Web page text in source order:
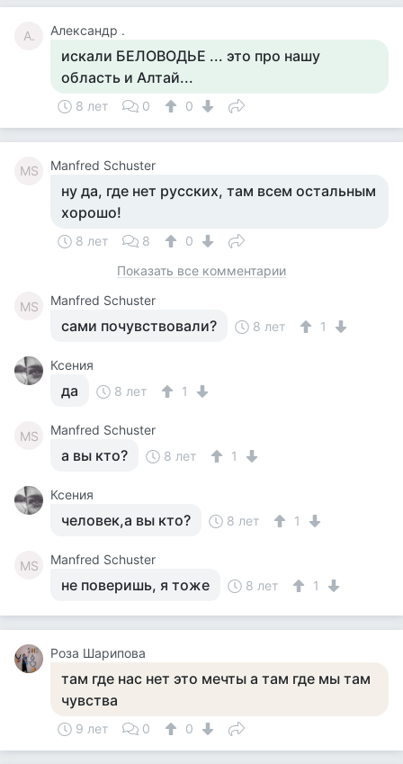
А. Александр .
искали БЕЛОВОДЬЕ ... это про нашу
область и Алтай...
8 лет 0 0
MS Manfred Schuster
ну да, где нет русских, там всем остальным
хорошо!
8 лет 8
0
Показать все комментарии
MS Manfred Schuster
сами почувствовали? 8 лет 1
Ксения
да 8 лет 1
MS Manfred Schuster
а вы кто? 8 лет 1
Ксения
человек,а вы кто? 8 лет 1
MS Manfred Schuster
не поверишь, я тоже 8 лет 1
Роза Шарипова
там где нас нет это мечты а там где мы там
чувства
9 лет 0 0